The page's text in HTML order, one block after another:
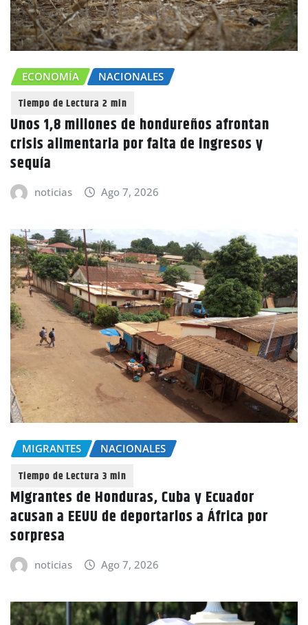
ECONOMÍA NACIONALES
Unos 1,8 millones de hondureños afrontan
crisis alimentaria por falta de ingresos y
sequía
noticias Ago 7, 2026
MIGRANTES NACIONALES
Migrantes de Honduras, Cuba y Ecuador
acusan a EEUU de deportarlos a África por
sorpresa
noticias Ago 7, 2026